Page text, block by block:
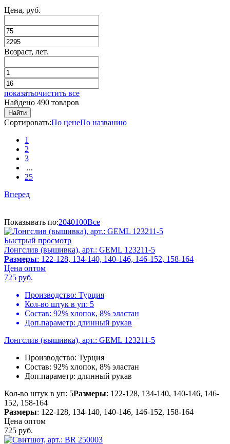
Цена, руб.
Возраст, лет.
показатьочистить все
Найдено 490 товаров
Найти
Сортировать:По ценеПо названию
1
2
3
...
25
Вперед
Показывать по:2040100Все
Быстрый просмотр
Лонгслив (вышивка), арт.: GEML 123211-5
Размеры: 122-128, 134-140, 140-146, 146-152, 158-164
Цена оптом
725 руб.
Производство: Турция
Кол-во штук в уп: 5
Состав: 92% хлопок, 8% эластан
Доп.параметр: длинный рукав
Лонгслив (вышивка), арт.: GEML 123211-5
Производство: Турция
Состав: 92% хлопок, 8% эластан
Доп.параметр: длинный рукав
Кол-во штук в уп: 5Размеры: 122-128, 134-140, 140-146, 146-
152, 158-164
Размеры: 122-128, 134-140, 140-146, 146-152, 158-164
Цена оптом
725 руб.